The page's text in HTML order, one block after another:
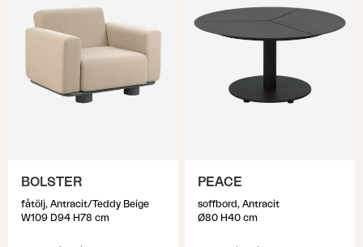
BOLSTER
fåtölj, Antracit/Teddy Beige
W109 D94 H78 cm
PEACE
soffbord, Antracit
Ø80 H40 cm